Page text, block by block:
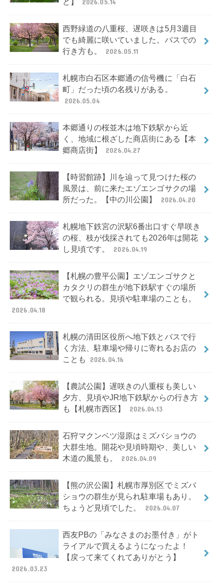
西野緑道の八重桜、遅咲きは5月3週目
でも綺麗に咲いていました。バスでの
行き方も。
2026.05.11
札幌市白石区本郷通の信号機に「白石
町」だった頃の名残りがある。
2026.05.04
本郷通りの桜並木は地下鉄駅から近
く、地域に根ざした商店街にある【本
郷商店街】
2026.04.27
【時習館跡】川を辿って見つけた桜の
風景は、前に来たエゾエンゴサクの場
所だった。【中の川公園】
2026.04.20
札幌地下鉄宮の沢駅6番出口すぐ早咲き
の桜、枝が伐採されても2026年は開花
し見頃です。
2026.04.19
【札幌の豊平公園】エゾエンゴサクと
カタクリの群生が地下鉄駅すぐの場所
で観られる。見頃や駐車場のことも。
2026.04.18
札幌の清田区役所へ地下鉄とバスで行
く方法、駐車場や帰りに寄れるお店の
ことも
2026.04.16
【農試公園】遅咲きの八重桜も美しい
夕方、見頃やJR地下鉄駅からの行き方
も【札幌市西区】
2026.04.13
石狩マクンベツ湿原はミズバショウの
大群生地。開花や見頃時期や、美しい
木道の風景も。
2026.04.09
【熊の沢公園】札幌市厚別区でミズバ
ショウの群生が見られ駐車場もあり。
ちょうど見頃でした。
2026.04.07
西友PBの「みなさまのお墨付き」がト
ライアルで買えるようになったよ！
【戻って来てくれてありがとう】
2026.03.23